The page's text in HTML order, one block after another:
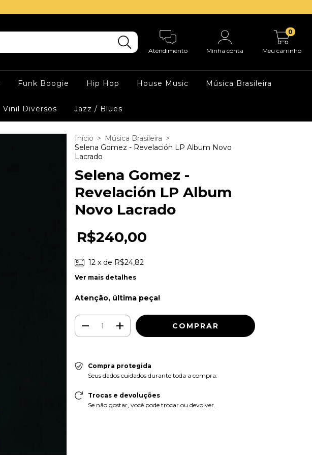
Atendimento Minha conta Meu carrinho
0
Funk Boogie Hip Hop House Music Música Brasileira
Vinil Diversos Jazz / Blues
Início > Música Brasileira >
Selena Gomez - Revelación LP Album Novo
Lacrado
Selena Gomez -
Revelación LP Album
Novo Lacrado
R$240,00
12 x de R$24,82
Ver mais detalhes
Atenção, última peça!
Compra protegida
Seus dados cuidados durante toda a compra.
Trocas e devoluções
Se não gostar, você pode trocar ou devolver.